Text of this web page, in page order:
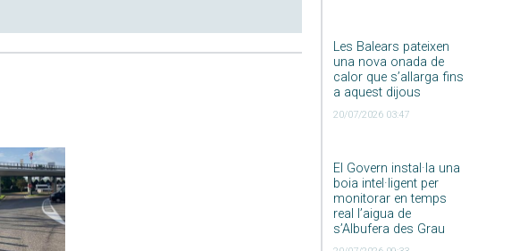
Les Balears pateixen
una nova onada de
calor que s’allarga fins
a aquest dijous
20/07/2026 03:47
El Govern instal·la una
boia intel·ligent per
monitorar en temps
real l’aigua de
s’Albufera des Grau